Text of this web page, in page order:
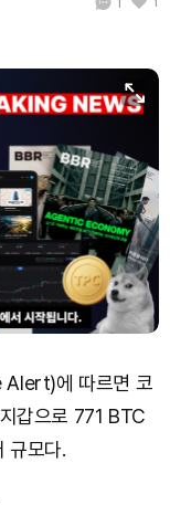
Alert)에 따르면 코
갑으로 771 BTC
규모다.